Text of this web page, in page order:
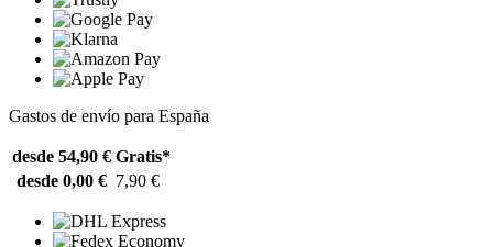
Gastos de envío para España
desde 54,90 € Gratis*
desde 0,00 € 7,90 €